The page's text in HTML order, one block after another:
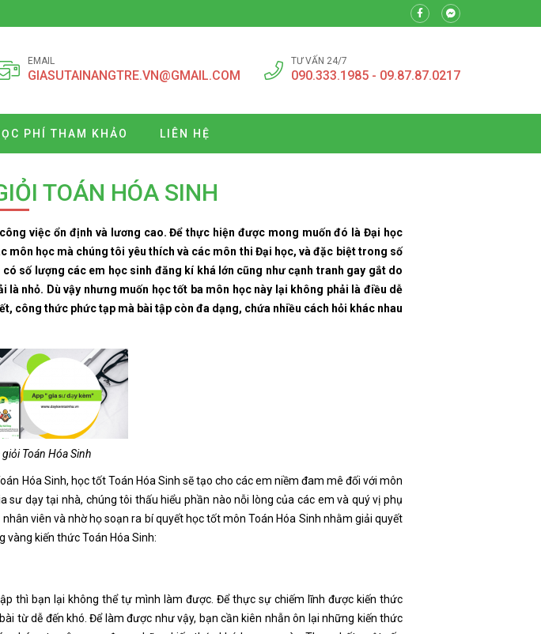
EMAIL
GIASUTAINANGTRE.VN@GMAIL.COM
TƯ VẤN 24/7
090.333.1985 - 09.87.87.0217
PHÍ THAM KHẢO LIÊN HỆ
TOÁN HÓA SINH
việc ổn định và lương cao. Để thực hiện được mong muốn đó là Đại học
học mà chúng tôi yêu thích và các môn thi Đại học, và đặc biệt trong số
số lượng các em học sinh đăng kí khá lớn cũng như cạnh tranh gay gắt do
nhỏ. Dù vậy nhưng muốn học tốt ba môn học này lại không phải là điều dễ
công thức phức tạp mà bài tập còn đa dạng, chứa nhiều cách hỏi khác nhau
Toán Hóa Sinh
Hóa Sinh, học tốt Toán Hóa Sinh sẽ tạo cho các em niềm đam mê đối với môn
dạy tại nhà, chúng tôi thấu hiểu phần nào nỗi lòng của các em và quý vị phụ
viên và nhờ họ soạn ra bí quyết học tốt môn Toán Hóa Sinh nhằm giải quyết
vàng kiến thức Toán Hóa Sinh:
thì bạn lại không thể tự mình làm được. Để thực sự chiếm lĩnh được kiến thức
từ dễ đến khó. Để làm được như vậy, bạn cần kiên nhẫn ôn lại những kiến thức